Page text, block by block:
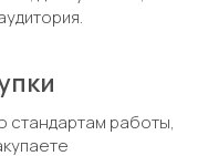
стандартам работы,